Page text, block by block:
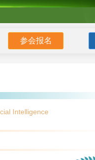
参会报名
Intelligence